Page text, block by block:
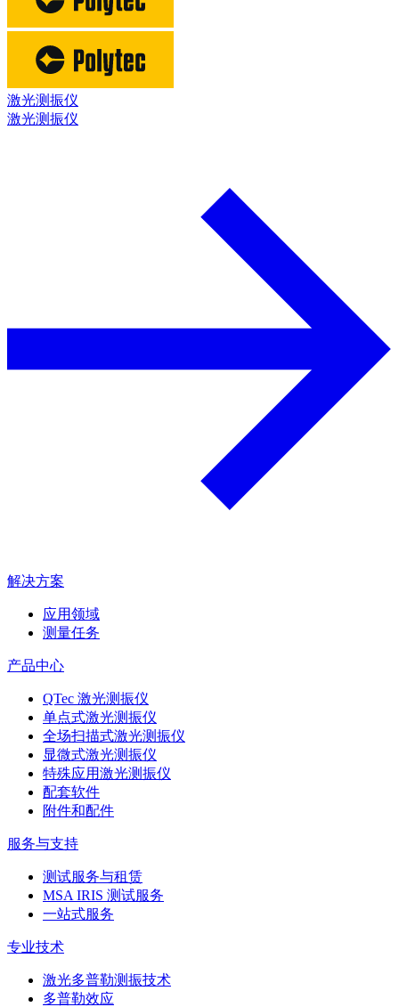
激光测振仪
激光测振仪
解决方案
应用领域
测量任务
产品中心
QTec 激光测振仪
单点式激光测振仪
全场扫描式激光测振仪
显微式激光测振仪
特殊应用激光测振仪
配套软件
附件和配件
服务与支持
测试服务与租赁
MSA IRIS 测试服务
一站式服务
专业技术
激光多普勒测振技术
多普勒效应